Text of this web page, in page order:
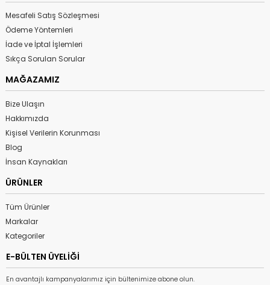
Mesafeli Satış Sözleşmesi
Ödeme Yöntemleri
İade ve İptal İşlemleri
Sıkça Sorulan Sorular
MAĞAZAMIZ
Bize Ulaşın
Hakkımızda
Kişisel Verilerin Korunması
Blog
İnsan Kaynakları
ÜRÜNLER
Tüm Ürünler
Markalar
Kategoriler
E-BÜLTEN ÜYELİĞİ
En avantajlı kampanyalarımız için bültenimize abone olun.